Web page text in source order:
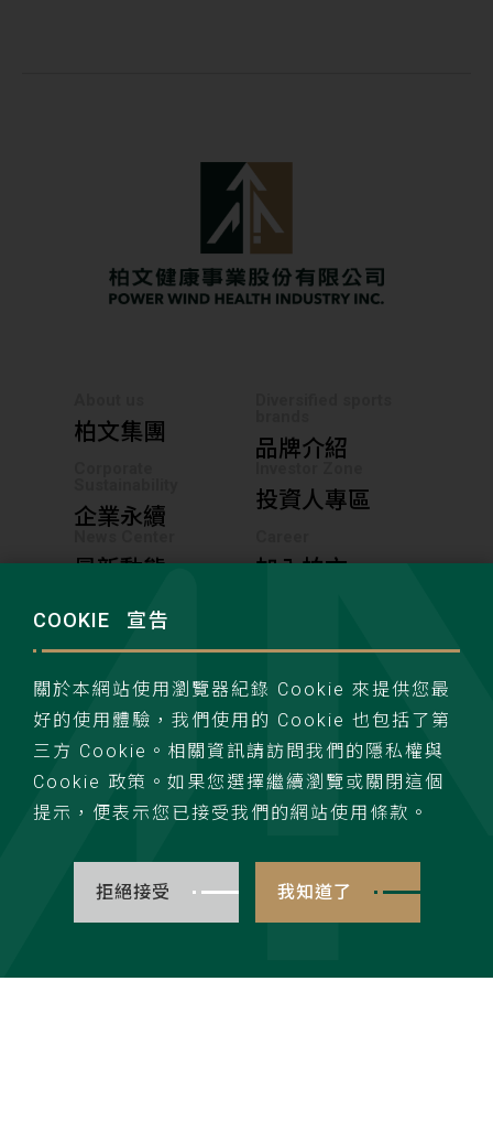
柏文集團
品牌介紹
企業永續
投資人專區
最新動態 加入柏文
powerwind. all rights reserved.Design by wdd.
COOKIE 宣告
關於本網站使用瀏覽器紀錄 Cookie 來提供您最
好的使用體驗，我們使用的 Cookie 也包括了第
三方 Cookie。相關資訊請訪問我們的隱私權與
Cookie 政策。如果您選擇繼續瀏覽或關閉這個
提示，便表示您已接受我們的網站使用條款。
拒絕接受 我知道了